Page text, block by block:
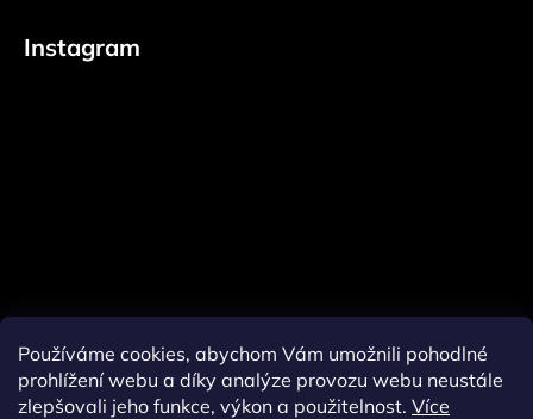
Používáme cookies, abychom Vám umožnili pohodlné
prohlížení webu a díky analýze provozu webu neustále
zlepšovali jeho funkce, výkon a použitelnost. Více
Instagram